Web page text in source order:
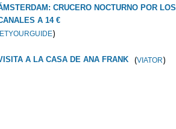
CRUCERO NOCTURNO POR LOS
A 14 €
)
A LA CASA DE ANA FRANK (VIATOR)